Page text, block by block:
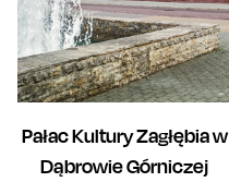
Pałac Kultury Zagłębia w
Dąbrowie Górniczej